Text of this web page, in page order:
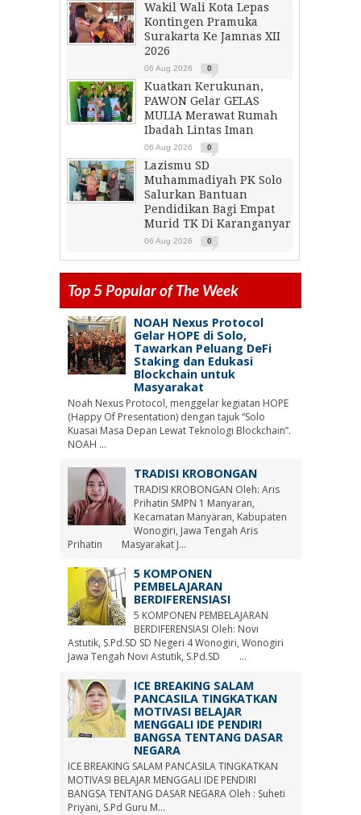
Wakil Wali Kota Lepas
Kontingen Pramuka
Surakarta Ke Jamnas XII
2026
06 Aug 2026 0
Kuatkan Kerukunan,
PAWON Gelar GELAS
MULIA Merawat Rumah
Ibadah Lintas Iman
06 Aug 2026 0
Lazismu SD
Muhammadiyah PK Solo
Salurkan Bantuan
Pendidikan Bagi Empat
Murid TK Di Karanganyar
06 Aug 2026 0
Top 5 Popular of The Week
NOAH Nexus Protocol
Gelar HOPE di Solo,
Tawarkan Peluang DeFi
Staking dan Edukasi
Blockchain untuk
Masyarakat
Noah Nexus Protocol, menggelar kegiatan HOPE
(Happy Of Presentation) dengan tajuk “Solo
Kuasai Masa Depan Lewat Teknologi Blockchain”.
NOAH ...
TRADISI KROBONGAN
TRADISI KROBONGAN Oleh: Aris
Prihatin SMPN 1 Manyaran,
Kecamatan Manyaran, Kabupaten
Wonogiri, Jawa Tengah Aris
Prihatin Masyarakat J...
5 KOMPONEN
PEMBELAJARAN
BERDIFERENSIASI
5 KOMPONEN PEMBELAJARAN
BERDIFERENSIASI Oleh: Novi
Astutik, S.Pd.SD SD Negeri 4 Wonogiri, Wonogiri
Jawa Tengah Novi Astutik, S.Pd.SD ...
ICE BREAKING SALAM
PANCASILA TINGKATKAN
MOTIVASI BELAJAR
MENGGALI IDE PENDIRI
BANGSA TENTANG DASAR
NEGARA
ICE BREAKING SALAM PANCASILA TINGKATKAN
MOTIVASI BELAJAR MENGGALI IDE PENDIRI
BANGSA TENTANG DASAR NEGARA Oleh : Suheti
Priyani, S.Pd Guru M...